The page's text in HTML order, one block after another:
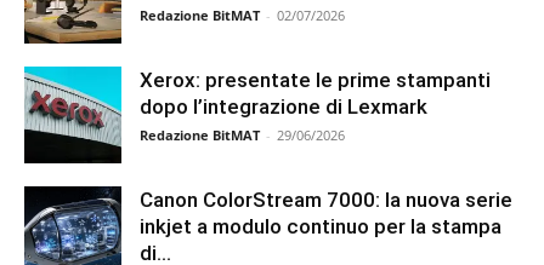
Redazione BitMAT - 02/07/2026
Xerox: presentate le prime stampanti
dopo l’integrazione di Lexmark
Redazione BitMAT - 29/06/2026
Canon ColorStream 7000: la nuova serie
inkjet a modulo continuo per la stampa
di...